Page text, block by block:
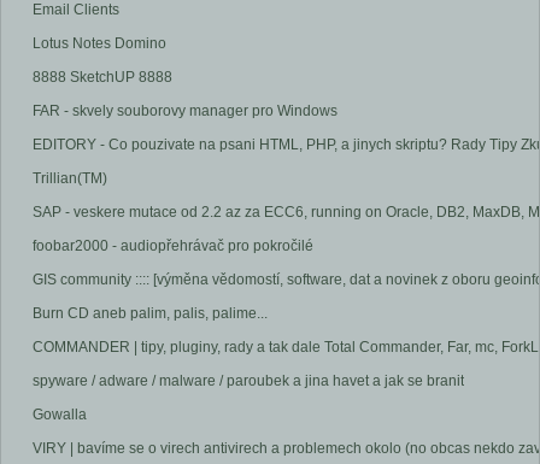
Email Clients
Lotus Notes Domino
8888 SketchUP 8888
FAR - skvely souborovy manager pro Windows
EDITORY - Co pouzivate na psani HTML, PHP, a jinych skriptu? Rady Tipy
Trillian(TM)
SAP - veskere mutace od 2.2 az za ECC6, running on Oracle, DB2, MaxDB,
foobar2000 - audiopřehrávač pro pokročilé
GIS community :::: [výměna vědomostí, software, dat a novinek z oboru
Burn CD aneb palim, palis, palime...
COMMANDER | tipy, pluginy, rady a tak dale Total Commander, Far, mc,
spyware / adware / malware / paroubek a jina havet a jak se branit
Gowalla
VIRY | bavíme se o virech antivirech a problemech okolo (no obcas nekdo